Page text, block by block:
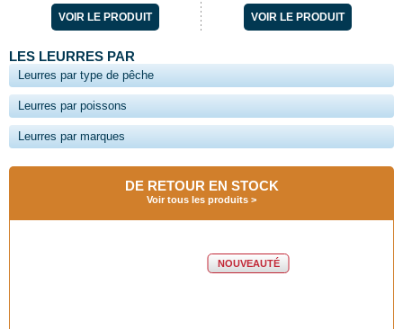
VOIR LE PRODUIT VOIR LE PRODUIT
LES LEURRES PAR
Leurres par type de pêche
Leurres par poissons
Leurres par marques
DE RETOUR EN STOCK
Voir tous les produits
NOUVEAUTÉ